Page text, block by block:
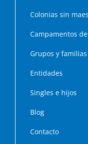
Colonias sin
Campamentos
Grupos y familias
Entidades
Singles e hijos
Blog
Contacto